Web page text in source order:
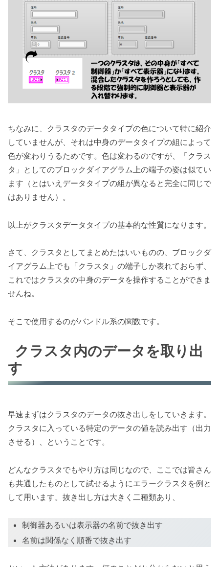
ちなみに、クラスタのデータタイプの色について特に紹介
していませんが、それは中身のデータタイプの組によって
色が変わりうるためです。色は変わるのですが、「クラス
タ」としてのブロックダイアグラム上の端子の姿は似てい
ます（とはいえデータタイプの組が異なると完全に同じで
はありません）。
以上がクラスタデータタイプの基本的な性質になります。
さて、クラスタとしてまとめたはいいものの、ブロックダ
イアグラム上でも「クラスタ」の端子しか表れておらず、
これではクラスタの中身のデータを操作することができま
せんね。
そこで使用するのがバンドル系の関数です。
クラスタ内のデータを取り出
す
早速まずはクラスタのデータの抜き出しをしていきます。
クラスタに入っている特定のデータの値を読み出す（出力
させる）、ということです。
どんなクラスタでもやり方は同じなので、ここでは皆さん
も共通したものとして試せるようにエラークラスタを例と
して用います。抜き出し方は大きく二種類あり、
制御器あるいは表示器の名前で抜き出す
名前は関係なく順番で抜き出す